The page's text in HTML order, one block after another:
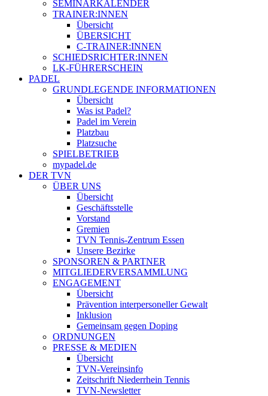
SEMINARKALENDER
TRAINER:INNEN
Übersicht
ÜBERSICHT
C-TRAINER:INNEN
SCHIEDSRICHTER:INNEN
LK-FÜHRERSCHEIN
PADEL
GRUNDLEGENDE INFORMATIONEN
Übersicht
Was ist Padel?
Padel im Verein
Platzbau
Platzsuche
SPIELBETRIEB
mypadel.de
DER TVN
ÜBER UNS
Übersicht
Geschäftsstelle
Vorstand
Gremien
TVN Tennis-Zentrum Essen
Unsere Bezirke
SPONSOREN & PARTNER
MITGLIEDERVERSAMMLUNG
ENGAGEMENT
Übersicht
Prävention interpersoneller Gewalt
Inklusion
Gemeinsam gegen Doping
ORDNUNGEN
PRESSE & MEDIEN
Übersicht
TVN-Vereinsinfo
Zeitschrift Niederrhein Tennis
TVN-Newsletter